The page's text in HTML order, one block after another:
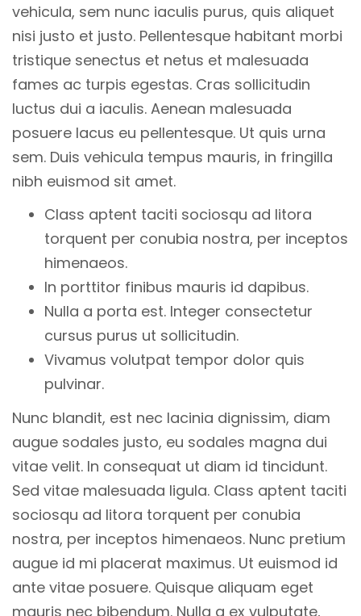
vehicula, sem nunc iaculis purus, quis aliquet
nisi justo et justo. Pellentesque habitant morbi
tristique senectus et netus et malesuada
fames ac turpis egestas. Cras sollicitudin
luctus dui a iaculis. Aenean malesuada
posuere lacus eu pellentesque. Ut quis urna
sem. Duis vehicula tempus mauris, in fringilla
nibh euismod sit amet.
Class aptent taciti sociosqu ad litora
torquent per conubia nostra, per inceptos
himenaeos.
In porttitor finibus mauris id dapibus.
Nulla a porta est. Integer consectetur
cursus purus ut sollicitudin.
Vivamus volutpat tempor dolor quis
pulvinar.
Nunc blandit, est nec lacinia dignissim, diam
augue sodales justo, eu sodales magna dui
vitae velit. In consequat ut diam id tincidunt.
Sed vitae malesuada ligula. Class aptent taciti
sociosqu ad litora torquent per conubia
nostra, per inceptos himenaeos. Nunc pretium
augue id mi placerat maximus. Ut euismod id
ante vitae posuere. Quisque aliquam eget
mauris nec bibendum. Nulla a ex vulputate,